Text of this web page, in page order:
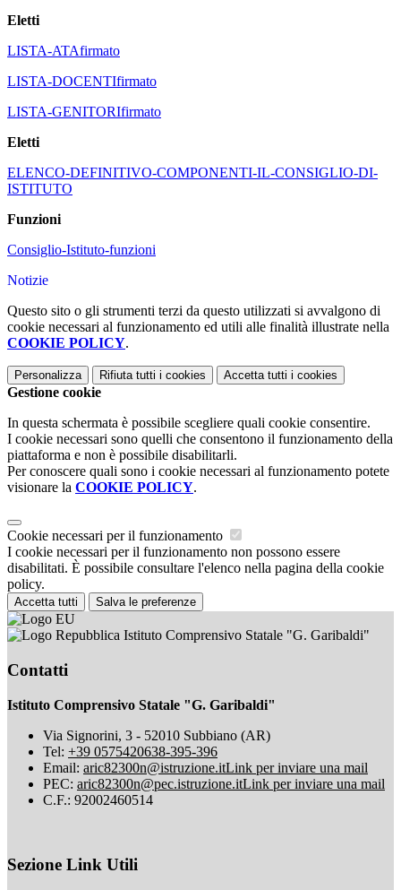
Eletti
LISTA-ATAfirmato
LISTA-DOCENTIfirmato
LISTA-GENITORIfirmato
Eletti
ELENCO-DEFINITIVO-COMPONENTI-IL-CONSIGLIO-DI-
ISTITUTO
Funzioni
Consiglio-Istituto-funzioni
Notizie
Questo sito o gli strumenti terzi da questo utilizzati si avvalgono di
cookie necessari al funzionamento ed utili alle finalità illustrate nella
COOKIE POLICY.
Personalizza Rifiuta tutti i cookies Accetta tutti i cookies
Gestione cookie
In questa schermata è possibile scegliere quali cookie consentire.
I cookie necessari sono quelli che consentono il funzionamento della
piattaforma e non è possibile disabilitarli.
Per conoscere quali sono i cookie necessari al funzionamento potete
visionare la COOKIE POLICY.
Cookie necessari per il funzionamento
I cookie necessari per il funzionamento non possono essere
disabilitati. È possibile consultare l'elenco nella pagina della cookie
policy.
Accetta tutti Salva le preferenze
Istituto Comprensivo Statale "G. Garibaldi"
Contatti
Istituto Comprensivo Statale "G. Garibaldi"
Via Signorini, 3 - 52010 Subbiano (AR)
Tel: +39 0575420638-395-396
Email: aric82300n@istruzione.itLink per inviare una mail
PEC: aric82300n@pec.istruzione.itLink per inviare una mail
C.F.: 92002460514
Sezione Link Utili